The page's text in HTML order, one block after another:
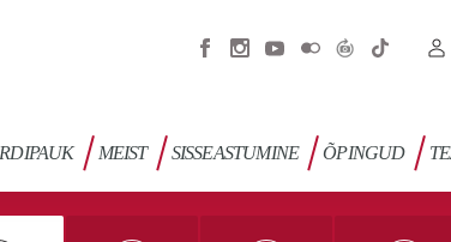
MEIST SISSEASTUMINE ÕPINGUD